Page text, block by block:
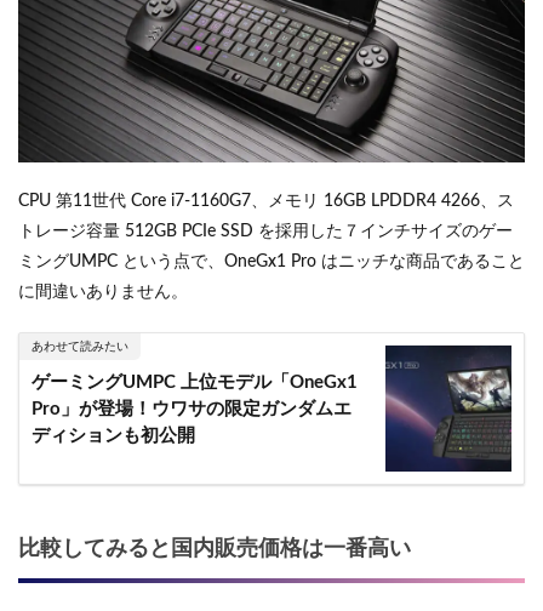
CPU 第11世代 Core i7-1160G7、メモリ 16GB LPDDR4 4266、ス
トレージ容量 512GB PCIe SSD を採用した７インチサイズのゲー
ミングUMPC という点で、OneGx1 Pro はニッチな商品であること
に間違いありません。
あわせて読みたい
ゲーミングUMPC 上位モデル「OneGx1
Pro」が登場！ウワサの限定ガンダムエ
ディションも初公開
比較してみると国内販売価格は一番高い